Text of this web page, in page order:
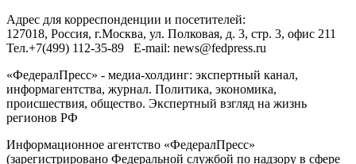
Адрес для корреспонденции и посетителей:
127018, Россия, г.Москва, ул. Полковая, д. 3, стр. 3, офис 211
Тел.+7(499) 112-35-89 E-mail: news@fedpress.ru
«ФедералПресс» - медиа-холдинг: экспертный канал,
информагентства, журнал. Политика, экономика,
происшествия, общество. Экспертный взгляд на жизнь
регионов РФ
Информационное агентство «ФедералПресс»
(зарегистрировано Федеральной службой по надзору в сфере